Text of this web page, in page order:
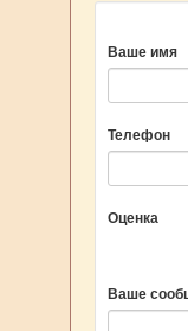
Ваше имя
Телефон
Оценка
Ваше